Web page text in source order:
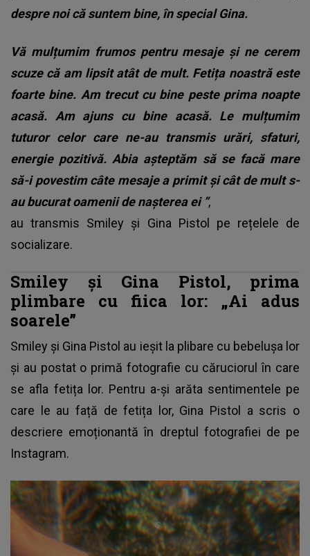
despre noi că suntem bine, în special Gina.
Vă mulțumim frumos pentru mesaje și ne cerem
scuze că am lipsit atât de mult. Fetița noastră este
foarte bine. Am trecut cu bine peste prima noapte
acasă. Am ajuns cu bine acasă. Le mulțumim
tuturor celor care ne-au transmis urări, sfaturi,
energie pozitivă. Abia așteptăm să se facă mare
să-i povestim câte mesaje a primit și cât de mult s-
au bucurat oamenii de nașterea ei ”,
au transmis Smiley și Gina Pistol pe rețelele de
socializare.
Smiley și Gina Pistol, prima
plimbare cu fiica lor: „Ai adus
soarele”
Smiley și Gina Pistol au ieșit la plibare cu bebelușa lor
și au postat o primă fotografie cu căruciorul în care
se afla fetița lor. Pentru a-și arăta sentimentele pe
care le au față de fetița lor, Gina Pistol a scris o
descriere emoționantă în dreptul fotografiei de pe
Instagram.